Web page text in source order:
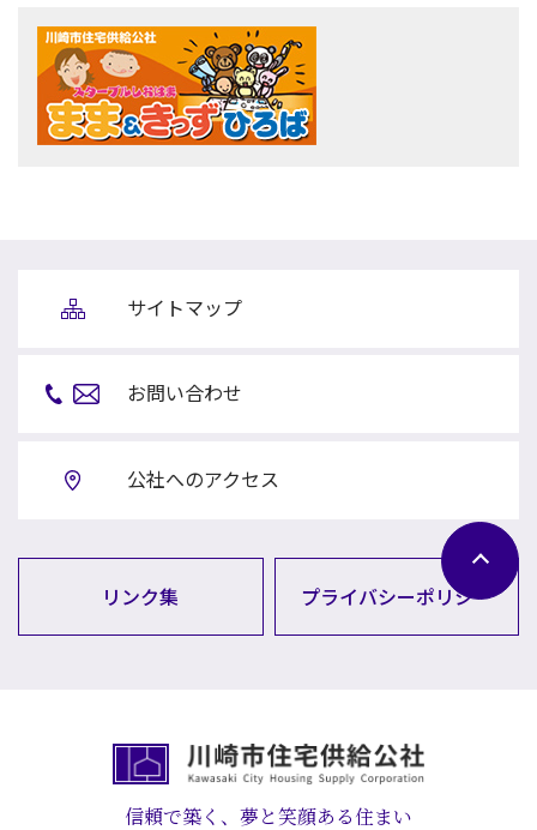
サイトマップ
お問い合わせ
公社へのアクセス
リンク集 プライバシーポリシー
信頼で築く、夢と笑顔ある住まい